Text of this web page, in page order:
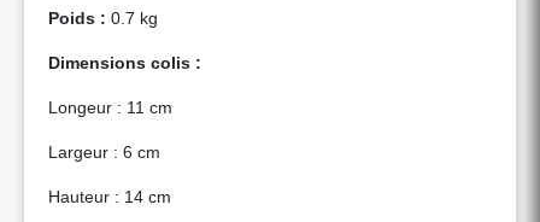
Poids : 0.7 kg
Dimensions colis :
Longeur : 11 cm
Largeur : 6 cm
Hauteur : 14 cm